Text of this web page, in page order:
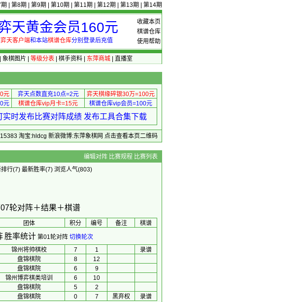
第8期 第9期 第10期 第11期 第12期 第13期 第14期
收藏本页
棋谱仓库
使用帮助
天黄金会员160元
弈天客户端和本站棋谱仓库分别登录后充值
象棋图片 等级分表| 棋手资料| 东萍商城| 直播室
元 弈天点数直充10点=2元
弈天棋缘碎银30万=100元
元 棋谱仓库vip月卡=15元 棋谱仓库vip会员=100元
时发布比赛对阵成绩 发布工具合集下载
淘宝:hldcg 新浪微博:东萍象棋网 点击查看本页二维码
阵＋结果＋棋谱 编辑对阵 比赛规程 比赛列表
行(7) 最新胜率(7) 浏览人气(803)
轮对阵＋结果＋棋谱
团体 积分 编号 备注
棋谱
胜率统计 第01轮对阵 切换轮次
锦州将帅棋校 7 1
录谱
盘锦棋院 8
12
盘锦棋院 6
9
锦州博弈棋类培训 6
10
盘锦棋院 5
2
盘锦棋院 0 7 黑弃权
录谱